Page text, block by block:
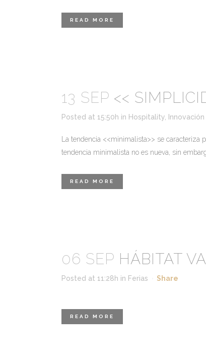
READ MORE
13 SEP <<
Posted at 15:50h in Hospitality Innovación
La tendencia <<minimalista>> se
tendencia minimalista no es nueva, sin
READ MORE
06 SEP HÁBITAT
Posted at 11:28h in Ferias Share
READ MORE